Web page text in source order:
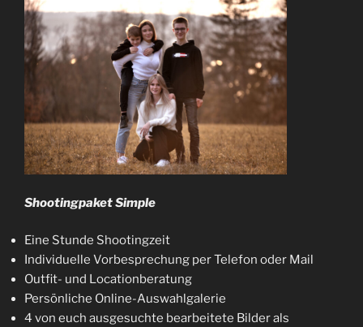
Shootingpaket Simple
Eine Stunde Shootingzeit
Individuelle Vorbesprechung per Telefon oder Mail
Outfit- und Locationberatung
Persönliche Online-Auswahlgalerie
4 von euch ausgesuchte bearbeitete Bilder als